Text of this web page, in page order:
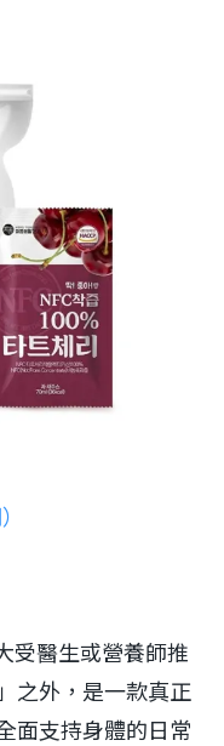
受醫生或營養師推
之外，是一款真正
面支持身體的日常